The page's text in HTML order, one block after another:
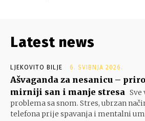
Latest news
LJEKOVITO BILJE 6. SVIBNJA 2026.
Ašvaganda za nesanicu –
mirniji san i manje stresa Sve
problema sa snom. Stres, ubrzan
telefona prije spavanja i mentalni